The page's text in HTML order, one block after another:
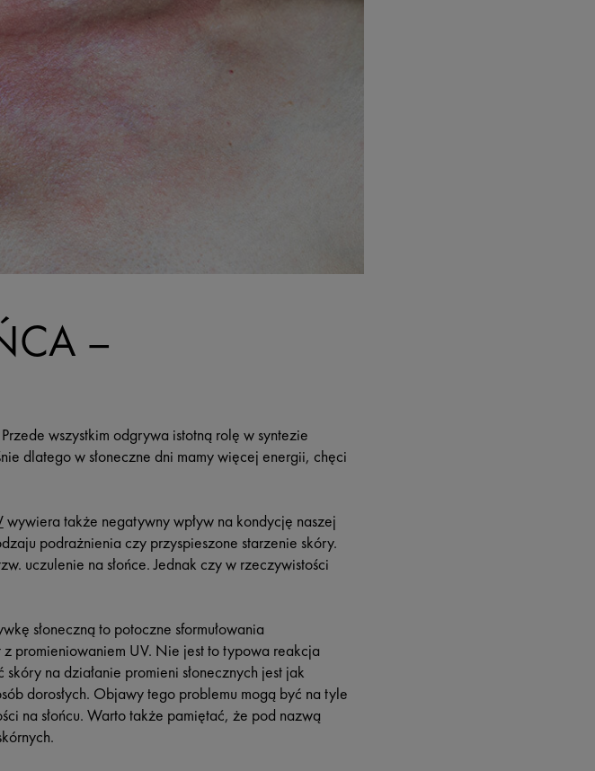
–
wszystkim odgrywa istotną rolę w syntezie
dlatego w słoneczne dni mamy więcej energii, chęci
wywiera także negatywny wpływ na kondycję naszej
podrażnienia czy przyspieszone starzenie skóry.
uczulenie na słońce. Jednak czy w rzeczywistości
słoneczną to potoczne sformułowania
promieniowaniem UV. Nie jest to typowa reakcja
na działanie promieni słonecznych jest jak
dorosłych. Objawy tego problemu mogą być na tyle
na słońcu. Warto także pamiętać, że pod nazwą